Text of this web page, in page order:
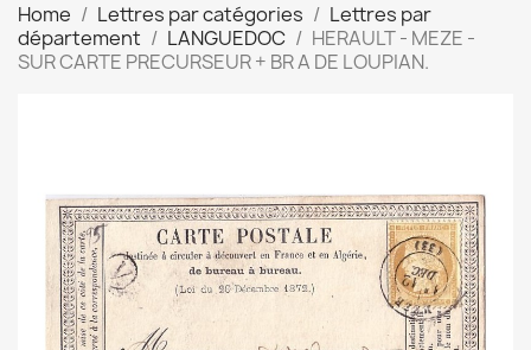
Home Lettres par catégories
Lettres par
département
LANGUEDOC
HERAULT - MEZE -
SUR CARTE PRECURSEUR + BR A DE LOUPIAN.